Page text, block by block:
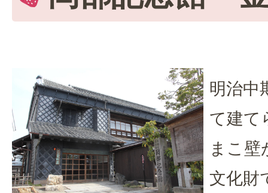
明治中
て建て
まこ壁
文化財